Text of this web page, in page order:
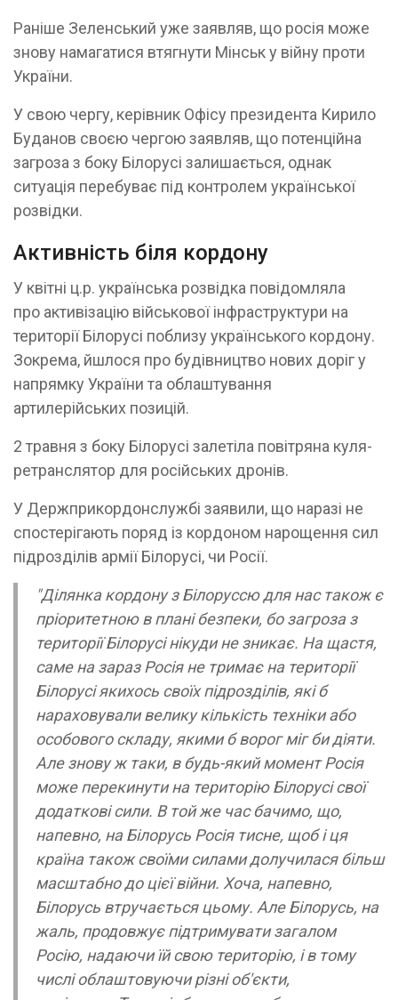
Раніше Зеленський уже заявляв, що росія може
знову намагатися втягнути Мінськ у війну проти
України.
У свою чергу, керівник Офісу президента Кирило
Буданов своєю чергою заявляв, що потенційна
загроза з боку Білорусі залишається, однак
ситуація перебуває під контролем української
розвідки.
Активність біля кордону
У квітні ц.р. українська розвідка повідомляла
про активізацію військової інфраструктури на
території Білорусі поблизу українського кордону.
Зокрема, йшлося про будівництво нових доріг у
напрямку України та облаштування
артилерійських позицій.
2 травня з боку Білорусі залетіла повітряна куля-
ретранслятор для російських дронів.
У Держприкордонслужбі заявили, що наразі не
спостерігають поряд із кордоном нарощення сил
підрозділів армії Білорусі, чи Росії.
"Ділянка кордону з Білоруссю для нас також є
пріоритетною в плані безпеки, бо загроза з
території Білорусі нікуди не зникає. На щастя,
саме на зараз Росія не тримає на території
Білорусі якихось своїх підрозділів, які б
нараховували велику кількість техніки або
особового складу, якими б ворог міг би діяти.
Але знову ж таки, в будь-який момент Росія
може перекинути на територію Білорусі свої
додаткові сили. В той же час бачимо, що,
напевно, на Білорусь Росія тисне, щоб і ця
країна також своїми силами долучилася більш
масштабно до цієї війни. Хоча, напевно,
Білорусь втручається цьому. Але Білорусь, на
жаль, продовжує підтримувати загалом
Росію, надаючи їй свою територію, і в тому
числі облаштовуючи різні об'єкти,